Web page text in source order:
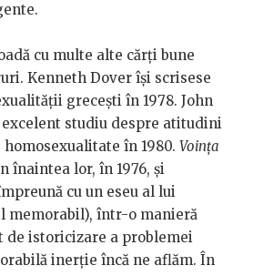
cu multe alte cărți bune
Kenneth Dover își scrisese
grecești în 1978. John
studiu despre atitudini
în 1980. Voința
înaintea lor, în 1976, și
cu un eseu al lui
memorabil), într-o manieră
de istoricizare a problemei
inerție încă ne aflăm. În